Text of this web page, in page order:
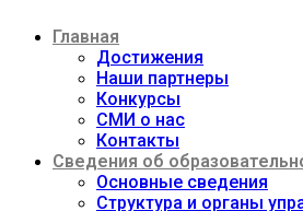
содержимому
Главная
Достижения
Наши партнеры
Конкурсы
СМИ о нас
Контакты
Сведения об
Основные сведения
Структура и органы